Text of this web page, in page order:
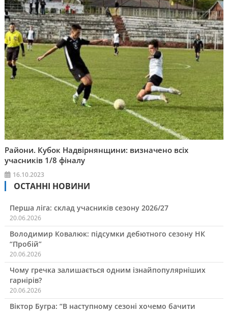
Райони. Кубок Надвірнянщини: визначено всіх
учасників 1/8 фіналу
16.10.2023
ОСТАННІ НОВИНИ
Перша ліга: склад учасників сезону 2026/27
20.06.2026
Володимир Ковалюк: підсумки дебютного сезону НК
“Пробій”
20.06.2026
Чому гречка залишається одним ізнайпопулярніших
гарнірів?
20.06.2026
Віктор Бугра: “В наступному сезоні хочемо бачити